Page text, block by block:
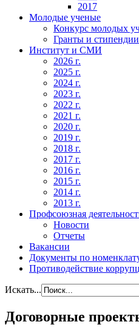
2017
Молодые ученые
Конкурс молодых
Гранты и стипендии
Институт и СМИ
2026 г.
2025 г.
2024 г.
2023 г.
2022 г.
2021 г.
2020 г.
2019 г.
2018 г.
2017 г.
2016 г.
2015 г.
2014 г.
2013 г.
Профсоюзная
Новости
Отчеты
Вакансии
Документы по
Противодействие
Искать...
Договорные